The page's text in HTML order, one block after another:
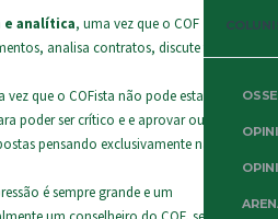
e analítica, uma vez que o COF
analisa contratos, discute temas
vez que o COFista não pode estar
poder ser crítico e e aprovar ou
pensando exclusivamente na
é sempre grande e um